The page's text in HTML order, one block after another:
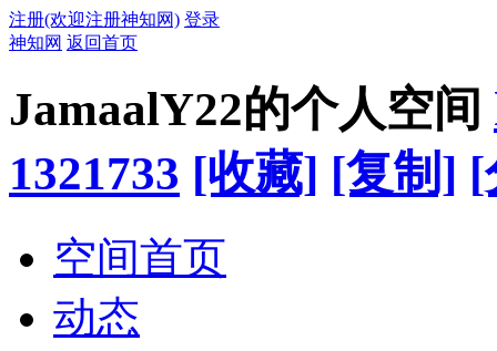
注册(欢迎注册神知网) 登录
神知网 返回首页
JamaalY22的个人空间
1321733 [收藏] [复制] [
空间首页
动态